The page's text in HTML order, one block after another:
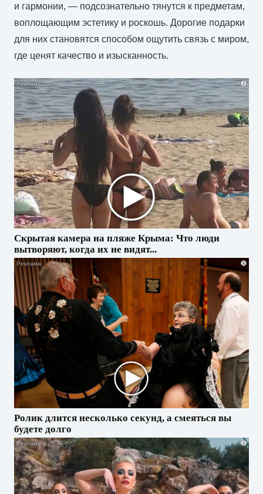
и гармонии, — подсознательно тянутся к предметам,
воплощающим эстетику и роскошь. Дорогие подарки
для них становятся способом ощутить связь с миром,
где ценят качество и изысканность.
i
Скрытая камера на пляже Крыма: Что люди
вытворяют, когда их не видят...
i
Ролик длится несколько секунд, а смеяться вы
будете долго
i